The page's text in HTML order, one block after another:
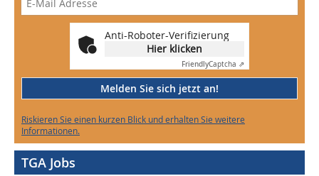
Anti-Roboter-Verifizierung
Hier klicken
FriendlyCaptcha ⇗
Melden Sie sich jetzt an!
Riskieren Sie einen kurzen Blick und erhalten Sie weitere
Informationen.
TGA Jobs